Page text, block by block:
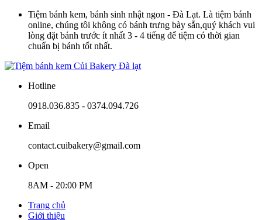
Tiệm bánh kem, bánh sinh nhật ngon - Đà Lạt. Là tiệm bánh
online, chúng tôi không có bánh trưng bày sẵn,quý khách vui
lòng đặt bánh trước ít nhất 3 - 4 tiếng để tiệm có thời gian
chuẩn bị bánh tốt nhất.
Hotline
0918.036.835 - 0374.094.726
Email
contact.cuibakery@gmail.com
Open
8AM - 20:00 PM
Trang chủ
Giới thiệu